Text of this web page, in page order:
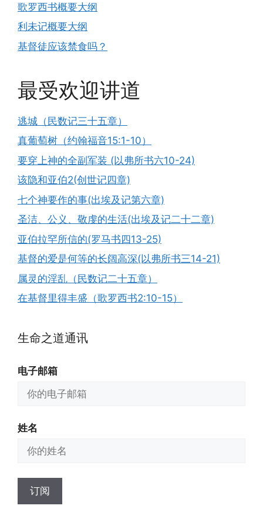
歌罗西书概要大纲
利未记概要大纲
基督徒应该禁食吗？
最受欢迎讲道
逃城（民数记三十五章）
真葡萄树（约翰福音15:1-10）
要穿上神的全副军装 (以弗所书六10-24)
该隐和亚伯2(创世记四章)
七个神要作的事(出埃及记第六章)
圣洁、公义、敬虔的生活(出埃及记二十二章)
亚伯拉罕所信的(罗马书四13-25)
基督的爱是何等的长阔高深(以弗所书三14-21)
属灵的淫乱（民数记二十五章）
在基督里得丰盛（歌罗西书2:10-15）
生命之道通讯
电子邮箱
姓名